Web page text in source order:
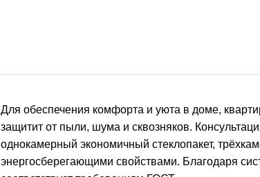
Для обеспечения комфорта и уюта в доме,
защитит от пыли, шума и сквозняков.
однокамерный экономичный стеклопакет,
энергосберегающими свойствами. Благодаря